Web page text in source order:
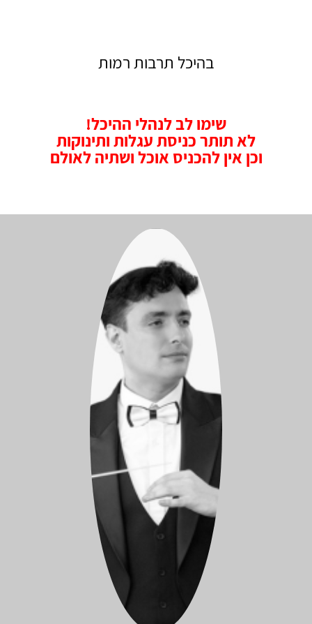
בהיכל תרבות רמות
שימו לב לנהלי ההיכל!
לא תותר כניסת עגלות ותינוקות
וכן אין להכניס אוכל ושתיה לאולם